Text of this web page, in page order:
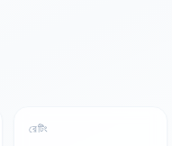
রেটিং